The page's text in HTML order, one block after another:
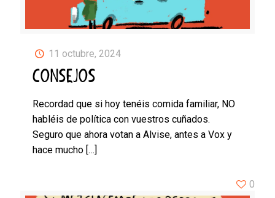
11 octubre, 2024
CONSEJOS
Recordad que si hoy tenéis comida familiar, NO
habléis de política con vuestros cuñados.
Seguro que ahora votan a Alvise, antes a Vox y
hace mucho […]
0